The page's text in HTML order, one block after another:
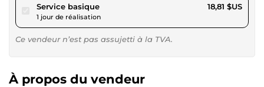
Service basiquepour 17,34 $US
1 jour de réalisation
18,81 $US
Ce vendeur n’est pas assujetti à la TVA.
À propos du vendeur